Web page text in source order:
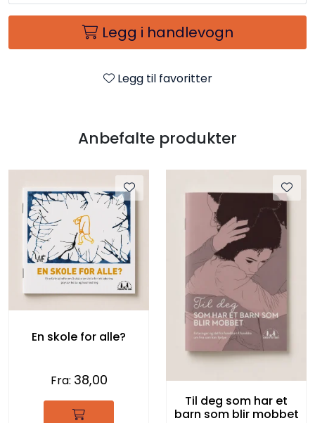
Legg i handlevogn
Legg til favoritter
Anbefalte produkter
En skole for alle?
Fra: 38,00
Til deg som har et
barn som blir mobbet